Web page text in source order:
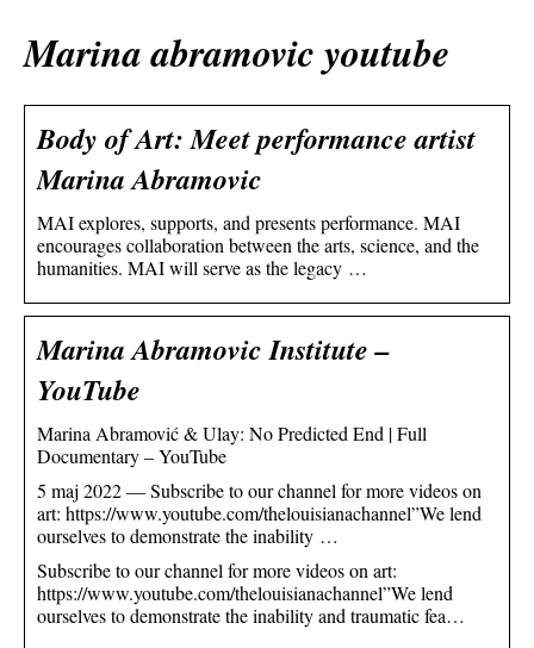
Marina abramovic youtube
Body of Art: Meet performance artist
Marina Abramovic
MAI explores, supports, and presents performance. MAI
encourages collaboration between the arts, science, and the
humanities. MAI will serve as the legacy …
Marina Abramovic Institute –
YouTube
Marina Abramović & Ulay: No Predicted End | Full
Documentary – YouTube
5 maj 2022 — Subscribe to our channel for more videos on
art: https://www.youtube.com/thelouisianachannel”We lend
ourselves to demonstrate the inability …
Subscribe to our channel for more videos on art:
https://www.youtube.com/thelouisianachannel”We lend
ourselves to demonstrate the inability and traumatic fea…